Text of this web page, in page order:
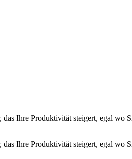
Ihre Produktivität steigert, egal
Ihre Produktivität steigert, egal